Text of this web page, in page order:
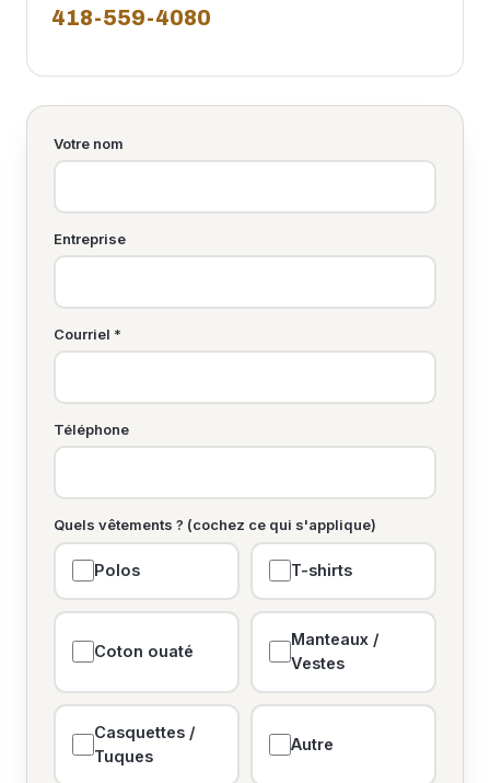
418-559-4080
Votre nom
Entreprise
Courriel *
Téléphone
Quels vêtements ? (cochez ce qui s'applique)
Polos T-shirts
Coton ouaté
Manteaux /
Vestes
Casquettes /
Tuques
Autre